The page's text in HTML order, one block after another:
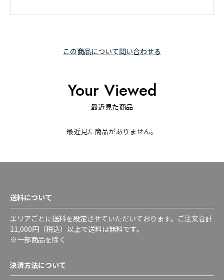
この商品について問い合わせる
Your Viewed
最近見た商品
最近見た商品がありません。
送料について
エリアごとに送料を設定させていただいております。ご注文合計
11,000円（税込）以上で送料は無料です。
※一部商品を除く
決済方法について